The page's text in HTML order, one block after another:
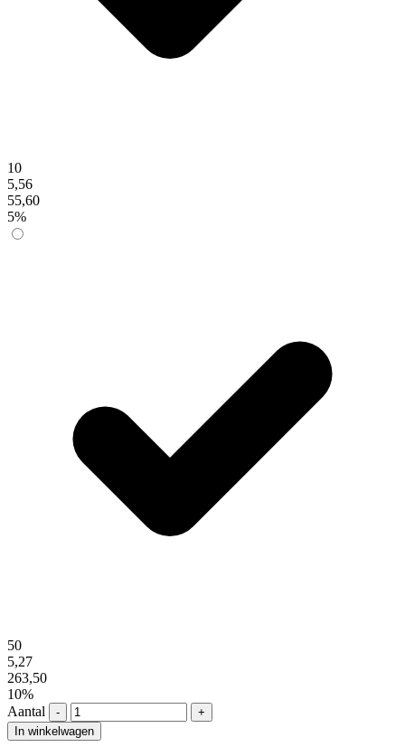
10
5,56
55,60
5%
50
5,27
263,50
10%
Aantal
-
+
In winkelwagen